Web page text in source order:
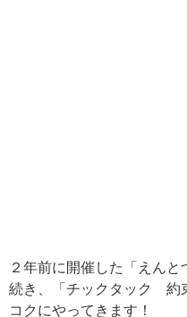
２年前に開催した「えん
続き、「チックタック 約